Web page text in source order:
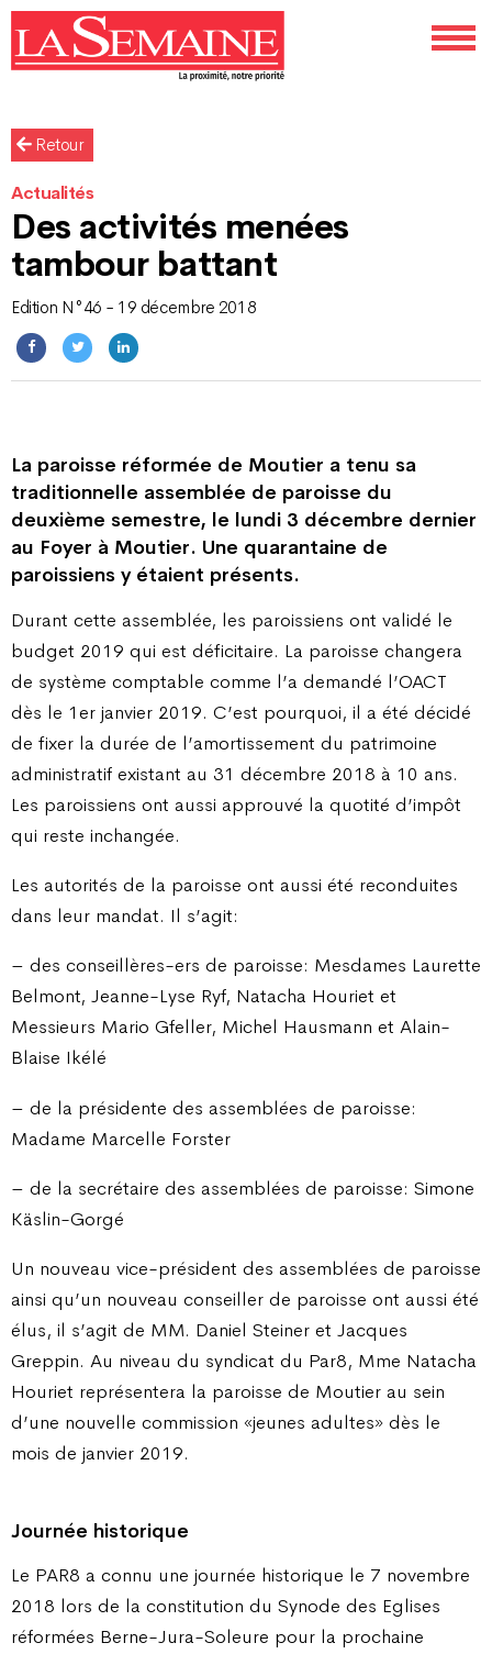
Retour
Actualités
Des activités menées
tambour battant
Edition N°46 - 19 décembre 2018
La paroisse réformée de Moutier a tenu sa
traditionnelle assemblée de paroisse du
deuxième semestre, le lundi 3 décembre dernier
au Foyer à Moutier. Une quarantaine de
paroissiens y étaient présents.
Durant cette assemblée, les paroissiens ont validé le
budget 2019 qui est déficitaire. La paroisse changera
de système comptable comme l’a demandé l’OACT
dès le 1er janvier 2019. C’est pourquoi, il a été décidé
de fixer la durée de l’amortissement du patrimoine
administratif existant au 31 décembre 2018 à 10 ans.
Les paroissiens ont aussi approuvé la quotité d’impôt
qui reste inchangée.
Les autorités de la paroisse ont aussi été reconduites
dans leur mandat. Il s’agit:
– des conseillères-ers de paroisse: Mesdames Laurette
Belmont, Jeanne-Lyse Ryf, Natacha Houriet et
Messieurs Mario Gfeller, Michel Hausmann et Alain-
Blaise Ikélé
– de la présidente des assemblées de paroisse:
Madame Marcelle Forster
– de la secrétaire des assemblées de paroisse: Simone
Käslin-Gorgé
Un nouveau vice-président des assemblées de paroisse
ainsi qu’un nouveau conseiller de paroisse ont aussi été
élus, il s’agit de MM. Daniel Steiner et Jacques
Greppin. Au niveau du syndicat du Par8, Mme Natacha
Houriet représentera la paroisse de Moutier au sein
d’une nouvelle commission «jeunes adultes» dès le
mois de janvier 2019.
Journée historique
Le PAR8 a connu une journée historique le 7 novembre
2018 lors de la constitution du Synode des Eglises
réformées Berne-Jura-Soleure pour la prochaine